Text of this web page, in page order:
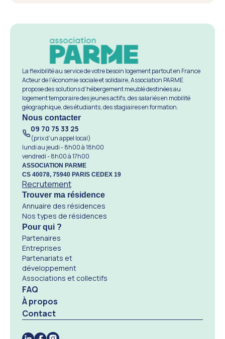
La flexibilité au service de votre besoin logement partout en France
Acteur de l’économie sociale et solidaire, Association PARME
propose des solutions d’hébergement meublé destinées au
logement temporaire des jeunes actifs, des salariés en mobilité
géographique, des étudiants, des stagiaires en formation.
Nous contacter
09 70 75 33 25
(prix d’un appel local)
lundi au jeudi - 8h00 à 18h00
vendredi - 8h00 à 17h00
ASSOCIATION PARME
CS 40078, 75940 PARIS CEDEX 19
Recrutement
Trouver ma résidence
Annuaire des résidences
Nos types de résidences
Pour qui ?
Partenaires
Entreprises
Partenariats et
développement
Associations et collectifs
FAQ
À propos
Contact